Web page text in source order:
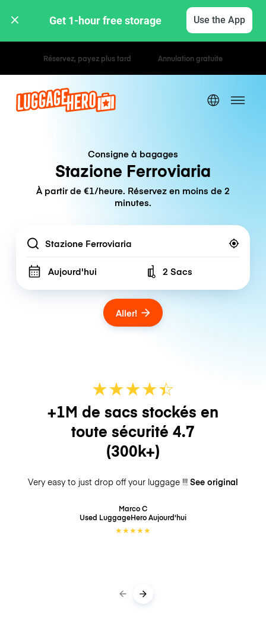
Get 1-hour free storage Use the App
Tarifs horaires / journaliers
Consigne à bagages
Stazione Ferroviaria
À partir de €1/heure. Réservez en moins de 2
minutes.
Location
Aujourd'hui Number of bags
2 Sacs
Aller!
★★★★☆
★
+1M de sacs stockés en
toute sécurité 4.7
(300k+)
Very easy to just drop off your luggage !!! See original
Marco C
Used LuggageHeroAujourd'hui
★★★★★